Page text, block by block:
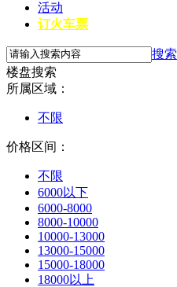
活动
订火车票
搜索
楼盘搜索
所属区域：
不限
价格区间：
不限
6000以下
6000-8000
8000-10000
10000-13000
13000-15000
15000-18000
18000以上